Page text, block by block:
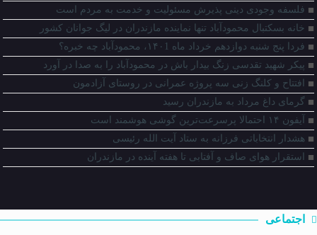
فلسفه وجودی دینی پذیرش مسئولیت و خدمت به مردم است
خانه بسکتبال محمودآباد تنها نماینده مازندران در لیگ جوانان کشور
فردا پنج شنبه دوازدهم خرداد ماه ۱۴۰1، محمودآباد چه خبره؟
پيكر شهيد تقدسی زنگ بيدار باش در محمودآباد را به صدا در آورد
افتتاح و کلنگ زنی سه پروژه عمرانی در روستای آزادمون
گرمای داغ مرداد به مازندران رسید
آیفون ۱۴ احتمالا پرسرعت‌ترین گوشی هوشمند است
هشدار انتخاباتی فرزانه به ستاد آیت الله رئیسی
استقرار هوای صاف و آفتابی تا هفته آینده در مازندران
اجتماعی